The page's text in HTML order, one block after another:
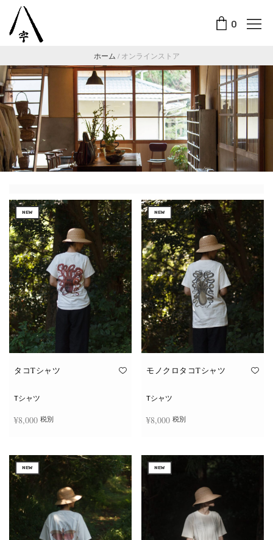
0
ホーム / オンラインストア
NEW
タコTシャツ
Tシャツ
¥8,000 税別
の
商
品
に
は
複
数
の
バ
リ
NEW
モノクロタコTシャツ
Tシャツ
¥8,000 税別
の
商
品
は
複
数
の
バ
NEW NEW